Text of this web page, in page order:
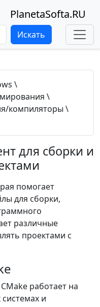
PlanetaSofta.RU
Искать
\
\
компиляторы \
для сборки и
помогает
для сборки,
различные
проектами с
CMake работает на
и